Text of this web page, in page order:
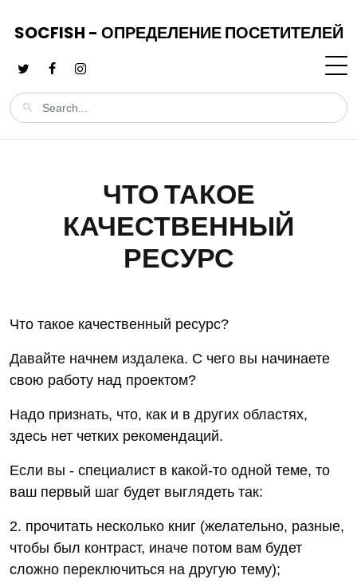
SOCFISH - ОПРЕДЕЛЕНИЕ ПОСЕТИТЕЛЕЙ
ЧТО ТАКОЕ
КАЧЕСТВЕННЫЙ
РЕСУРС
Что такое качественный ресурс?
Давайте начнем издалека. С чего вы начинаете
свою работу над проектом?
Надо признать, что, как и в других областях,
здесь нет четких рекомендаций.
Если вы - специалист в какой-то одной теме, то
ваш первый шаг будет выглядеть так:
2. прочитать несколько книг (желательно, разные,
чтобы был контраст, иначе потом вам будет
сложно переключиться на другую тему);